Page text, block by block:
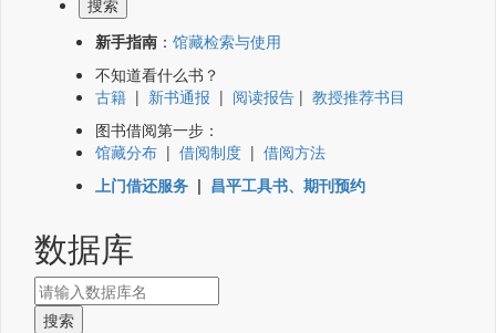
新手指南 ： 馆藏检索与使用
不知道看什么书？
古籍 | 新书通报 | 阅读报告 | 教授推荐书目
图书借阅第一步：
馆藏分布 | 借阅制度 | 借阅方法
上门借还服务 | 昌平工具书、期刊预约
数据库